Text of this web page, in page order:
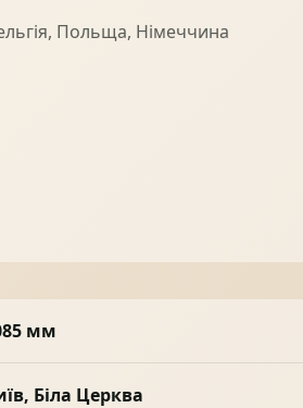
Польща, Німеччина
мм
Біла Церква